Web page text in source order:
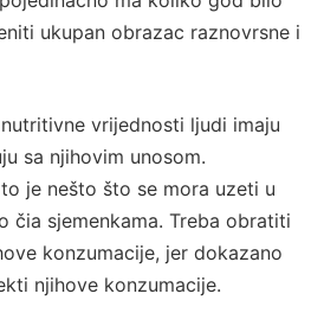
ukupan obrazac raznovrsne i
vrijednosti ljudi imaju
sa njihovim unosom.
je nešto što se mora uzeti u
čia sjemenkama. Treba obratiti
konzumacije, jer dokazano
njihove konzumacije.